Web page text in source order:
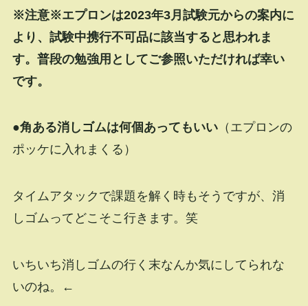
※注意※エプロンは2023年3月試験元からの案内に
より、試験中携行不可品に該当すると思われま
す。普段の勉強用としてご参照いただければ幸い
です。
●角ある消しゴムは何個あってもいい（エプロンの
ポッケに入れまくる）
タイムアタックで課題を解く時もそうですが、消
しゴムってどこそこ行きます。笑
いちいち消しゴムの行く末なんか気にしてられな
いのね。←